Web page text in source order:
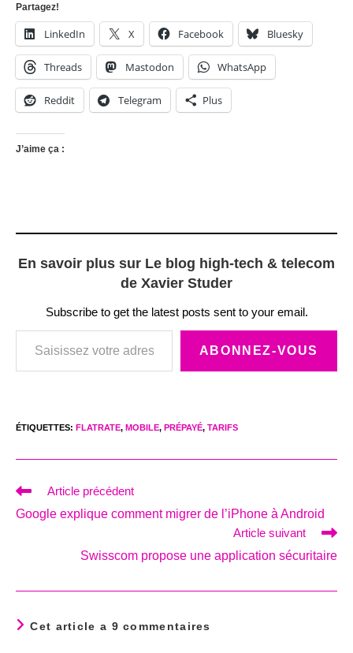
Partagez!
LinkedIn X Facebook Bluesky
Threads Mastodon WhatsApp
Reddit Telegram Plus
J’aime ça :
En savoir plus sur Le blog high-tech & telecom
de Xavier Studer
Subscribe to get the latest posts sent to your email.
Saisissez votre adresse e-mail…
ABONNEZ-VOUS
ÉTIQUETTES: FLATRATE, MOBILE, PRÉPAYÉ, TARIFS
Read
articles
Article précédent
Google explique comment migrer de l’iPhone à Android
Article suivant
Swisscom propose une application sécuritaire
Cet article a 9 commentaires